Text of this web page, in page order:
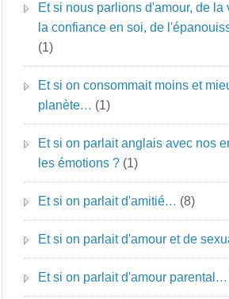
Et si nous parlions d'amour, de la
la confiance en soi, de
(1)
Et si on consommait moins et
planète… (1)
Et si on parlait anglais avec nos
les émotions ? (1)
Et si on parlait d'amitié… (8)
Et si on parlait d'amour et de
Et si on parlait d'amour parental…